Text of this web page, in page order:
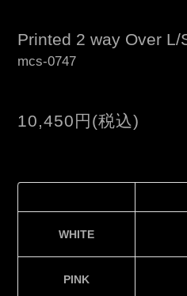
Printed 2 way Over L/
mcs-0747
10,450円(税込)
WHITE
PINK